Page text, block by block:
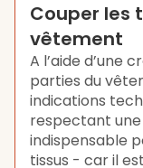
Couper les
vêtement
A l’aide d’une
parties du
indications
respectant
indispensable
tissus - car il